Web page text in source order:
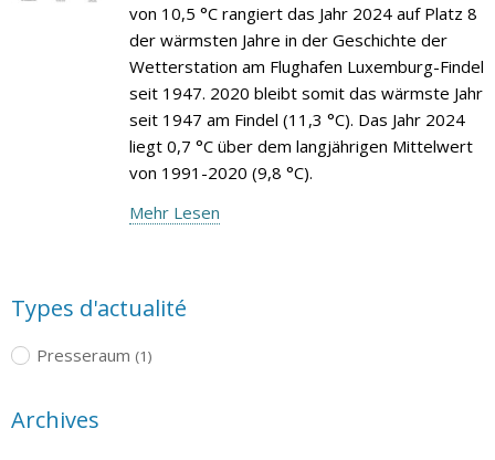
von 10,5 °C rangiert das Jahr 2024 auf Platz 8
der wärmsten Jahre in der Geschichte der
Wetterstation am Flughafen Luxemburg-Findel
seit 1947. 2020 bleibt somit das wärmste Jahr
seit 1947 am Findel (11,3 °C). Das Jahr 2024
liegt 0,7 °C über dem langjährigen Mittelwert
von 1991-2020 (9,8 °C).
Mehr Lesen
Types d'actualité
Presseraum (1)
Archives